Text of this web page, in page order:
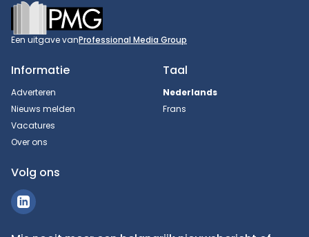
Footer
Een uitgave vanProfessional Media Group
Informatie
Adverteren
Nieuws melden
Vacatures
Over ons
Taal
Nederlands
Frans
Volg ons